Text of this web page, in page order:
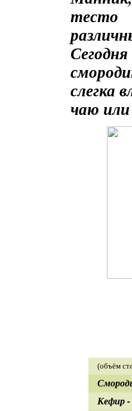
тесто
слегка
чаю
(объём
Кефир -